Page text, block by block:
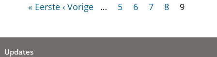
« Eerste ‹ Vorige … 5 6 7 8 9
Updates